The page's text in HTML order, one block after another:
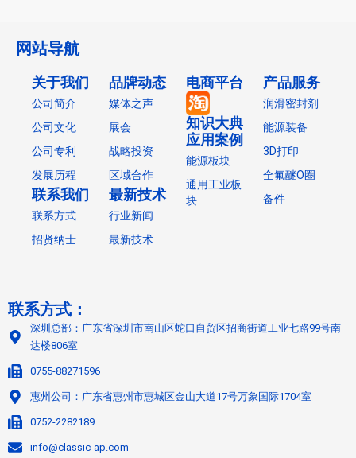
网站导航
关于我们
公司简介
公司文化
公司专利
发展历程
联系我们
联系方式
招贤纳士
品牌动态
媒体之声
展会
战略投资
区域合作
最新技术
行业新闻
最新技术
电商平台
知识大典
应用案例
能源板块
通用工业板
块
产品服务
润滑密封剂
能源装备
3D打印
全氟醚O圈
备件
联系方式：
深圳总部：广东省深圳市南山区蛇口自贸区招商街道工业七路99号南
达楼806室
0755-88271596
惠州公司：广东省惠州市惠城区金山大道17号万象国际1704室
0752-2282189
info@classic-ap.com